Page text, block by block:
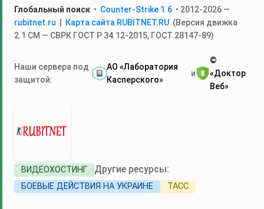
Глобальный поиск • Counter-Strike 1.6 • 2012-2026 —
rubitnet.ru
Карта сайта RUBITNET.RU (Версия движка
2.1 СМ — СВРК ГОСТ Р 34.12‑2015, ГОСТ 28147‑89)
Наши сервера под
защитой:
АО «Лаборатория
Касперского»
и
©
«Доктор
Веб»
ВИДЕОХОСТИНГ Другие ресурсы:
БОЕВЫЕ ДЕЙСТВИЯ НА УКРАИНЕ ТАСС